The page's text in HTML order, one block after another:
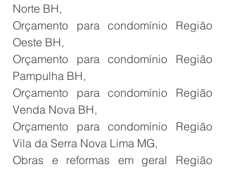
Norte BH,
Orçamento para condomínio Região
Oeste BH,
Orçamento para condomínio Região
Pampulha BH,
Orçamento para condomínio Região
Venda Nova BH,
Orçamento para condomínio Região
Vila da Serra Nova Lima MG,
Obras e reformas em geral Região